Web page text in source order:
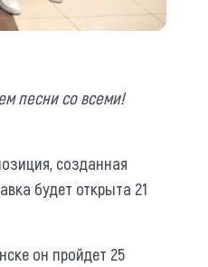
песни со всеми!
созданная
будет открыта 21
он пройдет 25